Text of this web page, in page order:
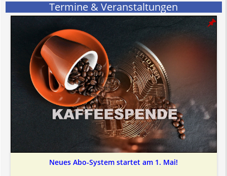
Termine & Veranstaltungen
Neues Abo-System startet am 1. Mai!